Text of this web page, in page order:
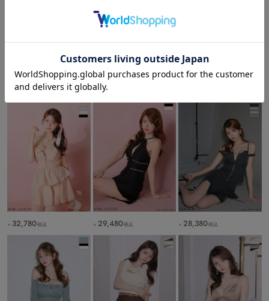
￥ 24,200
NEW DRESS
￥ 32,780税込 ￥ 29,480税込 ￥ 28,380税込